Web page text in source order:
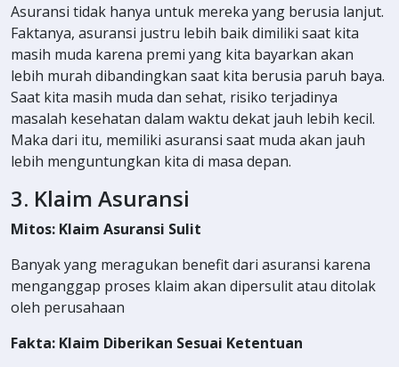
Asuransi tidak hanya untuk mereka yang berusia lanjut.
Faktanya, asuransi justru lebih baik dimiliki saat kita
masih muda karena premi yang kita bayarkan akan
lebih murah dibandingkan saat kita berusia paruh baya.
Saat kita masih muda dan sehat, risiko terjadinya
masalah kesehatan dalam waktu dekat jauh lebih kecil.
Maka dari itu, memiliki asuransi saat muda akan jauh
lebih menguntungkan kita di masa depan.
3. Klaim Asuransi
Mitos: Klaim Asuransi Sulit
Banyak yang meragukan benefit dari asuransi karena
menganggap proses klaim akan dipersulit atau ditolak
oleh perusahaan
Fakta: Klaim Diberikan Sesuai Ketentuan